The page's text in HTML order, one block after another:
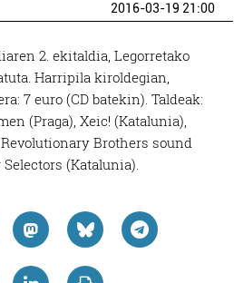
2016-03-19 21:00
2. ekitaldia, Legorretako
Harripila kiroldegian,
7 euro (CD batekin). Taldeak:
(Praga), Xeic! (Katalunia),
Brothers sound
(Katalunia).